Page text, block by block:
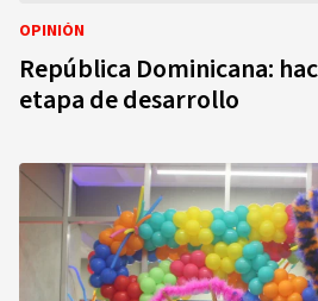
OPINIÓN
República Dominicana:
etapa de desarrollo